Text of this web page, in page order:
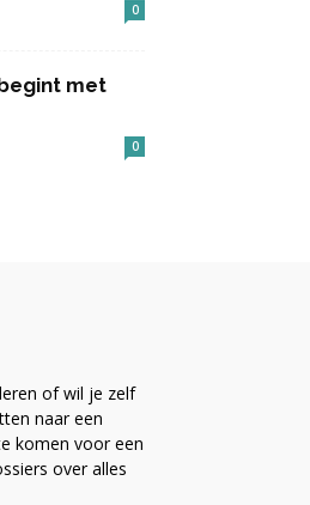
0
met
0
of wil je zelf
naar een
komen voor een
over alles